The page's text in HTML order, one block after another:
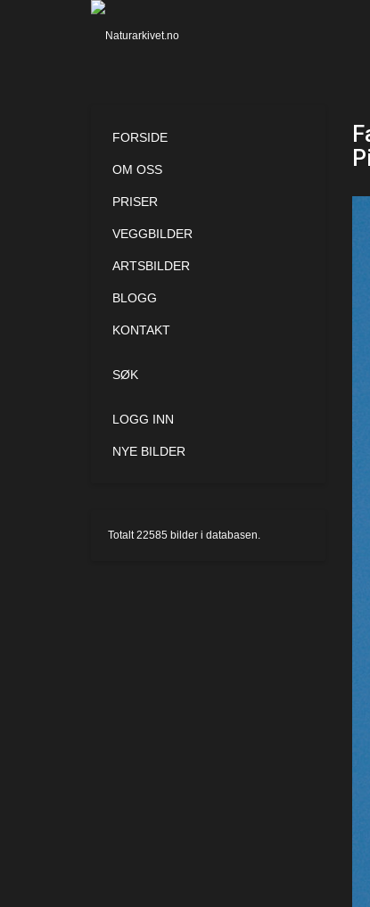
FORSIDE
OM OSS
PRISER
VEGGBILDER
ARTSBILDER
BLOGG
KONTAKT
SØK
LOGG INN
NYE BILDER
Totalt22585 bilder i databasen.